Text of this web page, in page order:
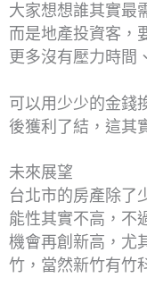
大家想想誰其實最
而是地產投資客，
更多沒有壓力時間
可以用少少的金錢
後獲利了結，這其
未來展望
台北市的房產除了
能性其實不高，不
機會再創新高，尤
竹，當然新竹有竹